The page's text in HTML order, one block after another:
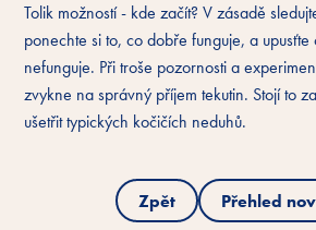
Tolik možností - kde začít? V zásadě
ponechte si to, co dobře funguje, a
nefunguje. Při troše pozornosti a
zvykne na správný příjem tekutin. Stojí to
ušetřit typických kočičích neduhů.
Zpět Přehled